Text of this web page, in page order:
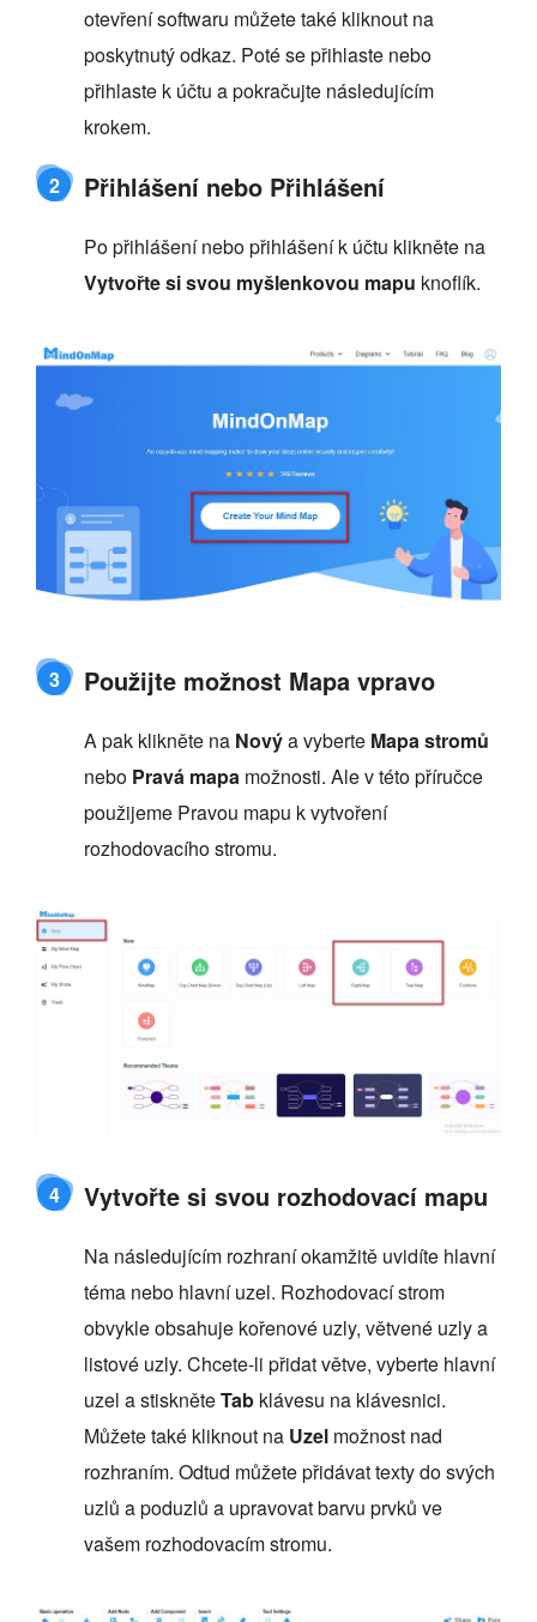
otevření softwaru můžete také kliknout na
poskytnutý odkaz. Poté se přihlaste nebo
přihlaste k účtu a pokračujte následujícím
krokem.
2 Přihlášení nebo Přihlášení
Po přihlášení nebo přihlášení k účtu klikněte na
Vytvořte si svou myšlenkovou mapu knoflík.
3 Použijte možnost Mapa vpravo
A pak klikněte na Novýa vyberte Mapa stromů
nebo Pravá mapa možnosti. Ale v této příručce
použijeme Pravou mapu k vytvoření
rozhodovacího stromu.
4 Vytvořte si svou rozhodovací mapu
Na následujícím rozhraní okamžitě uvidíte hlavní
téma nebo hlavní uzel. Rozhodovací strom
obvykle obsahuje kořenové uzly, větvené uzly a
listové uzly. Chcete-li přidat větve, vyberte hlavní
uzel a stiskněteTab klávesu na klávesnici.
Můžete také kliknout na Uzel možnost nad
rozhraním. Odtud můžete přidávat texty do svých
uzlů a poduzlů a upravovat barvu prvků ve
vašem rozhodovacím stromu.